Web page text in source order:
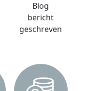
Blog
bericht
geschreven